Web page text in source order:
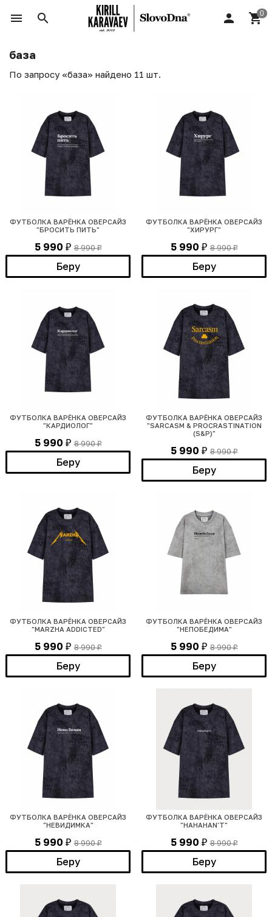
база
По запросу «база» найдено 11 шт.
ФУТБОЛКА ВАРЁНКА ОВЕРСАЙЗ
"БРОСИТЬ ПИТЬ"
5 990 ₽ 8 990₽
Беру
ФУТБОЛКА ВАРЁНКА ОВЕРСАЙЗ
"ХИРУРГ"
5 990 ₽ 8 990₽
Беру
ФУТБОЛКА ВАРЁНКА ОВЕРСАЙЗ
"КАРДИОЛОГ"
5 990 ₽ 8 990₽
Беру
ФУТБОЛКА ВАРЁНКА ОВЕРСАЙЗ
"SARCASM & PROCRASTINATION
(S&P)"
5 990 ₽ 8 990₽
Беру
ФУТБОЛКА ВАРЁНКА ОВЕРСАЙЗ
"MARZHA ADDICTED"
5 990 ₽ 8 990₽
Беру
ФУТБОЛКА ВАРЁНКА ОВЕРСАЙЗ
"НЕПОБЕДИМА"
5 990 ₽ 8 990₽
Беру
ФУТБОЛКА ВАРЁНКА ОВЕРСАЙЗ
"НЕВИДИМКА"
5 990 ₽ 8 990₽
Беру
ФУТБОЛКА ВАРЁНКА ОВЕРСАЙЗ
"HAHAHAN'T"
5 990 ₽ 8 990₽
Беру